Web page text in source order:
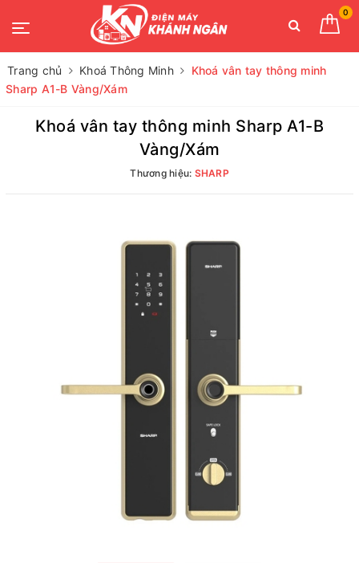
0
Trang chủ Khoá Thông Minh
Khoá vân tay thông minh
Sharp A1-B Vàng/Xám
Khoá vân tay thông minh Sharp A1-B
Vàng/Xám
Thương hiệu: SHARP